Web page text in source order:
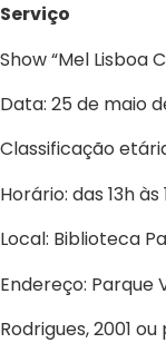
Serviço
Show “Mel Lisboa
Data: 25 de maio
Classificação
Horário: das 13h às
Local: Biblioteca
Endereço:
Rodrigues, 2001